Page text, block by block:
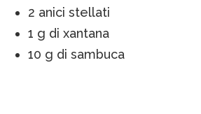
2 anici stellati
1 g di xantana
10 g di sambuca